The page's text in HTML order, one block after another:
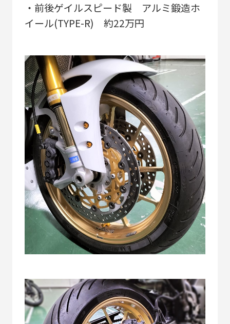
・前後ゲイルスピード製 アルミ鍛造ホ
イール(TYPE-R) 約22万円